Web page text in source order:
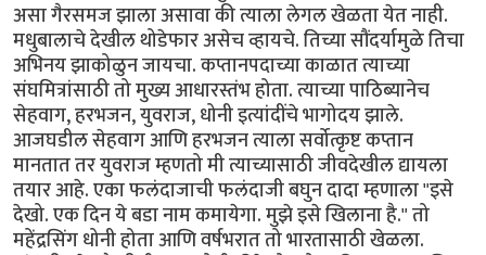
असा गैरसमज झाला असावा की त्याला लेगल खेळता येत नाही.
मधुबालाचे देखील थोडेफार असेच व्हायचे. तिच्या सौंदर्यामुळे तिचा
अभिनय झाकोळुन जायचा. कप्तानपदाच्या काळात त्याच्या
संघमित्रांसाठी तो मुख्य आधारस्तंभ होता. त्याच्या पाठिब्यानेच
सेहवाग, हरभजन, युवराज, धोनी इत्यांदींचे भागोदय झाले.
आजघडील सेहवाग आणि हरभजन त्याला सर्वोत्कृष्ट कप्तान
मानतात तर युवराज म्हणतो मी त्याच्यासाठी जीवदेखील द्यायला
तयार आहे. एका फलंदाजाची फलंदाजी बघुन दादा म्हणाला "इसे
देखो. एक दिन ये बडा नाम कमायेगा. मुझे इसे खिलाना है." तो
महेंद्रसिंग धोनी होता आणि वर्षभरात तो भारतासाठी खेळला.